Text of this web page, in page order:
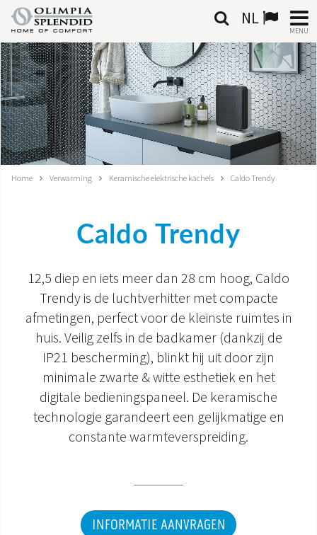
NL
MENU
NEDERLANDSE
HOME
KLIMAATREGELING
VERWARMING
GEÏNTEGREERDE SYSTEMEN
WERELD OS
DOCUMENTATIE PRODUCTEN
Home Verwarming Keramische elektrische kachels Caldo Trendy
Caldo Trendy
12,5 diep en iets meer dan 28 cm hoog, Caldo
Trendy is de luchtverhitter met compacte
afmetingen, perfect voor de kleinste ruimtes in
huis. Veilig zelfs in de badkamer (dankzij de
IP21 bescherming), blinkt hij uit door zijn
minimale zwarte & witte esthetiek en het
digitale bedieningspaneel. De keramische
technologie garandeert een gelijkmatige en
constante warmteverspreiding.
INFORMATIE AANVRAGEN